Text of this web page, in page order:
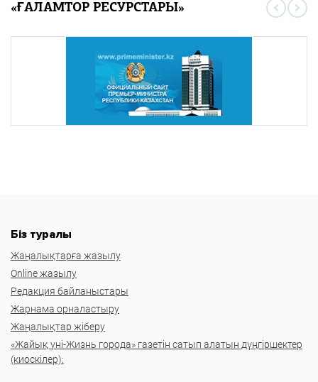
«ҒАЛАМТОР РЕСУРСТАРЫ»
Біз туралы
Жаңалықтарға жазылу
Online жазылу
Редакция байланыстары
Жарнама орналастыру
Жаңалықтар жіберу
«Жайық үні-Жизнь города» газетін сатып алатын дүңгіршектер
(киоскілер):